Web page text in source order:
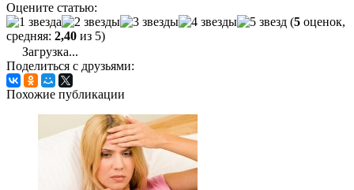
Оцените статью:
(5 оценок,
средняя: 2,40 из 5)
Загрузка...
Поделиться с друзьями:
Похожие публикации